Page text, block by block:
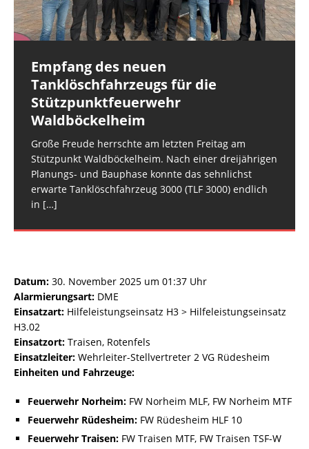
Empfang des neuen
Tanklöschfahrzeugs für die
Stützpunktfeuerwehr
Waldböckelheim
Große Freude herrschte am letzten Freitag am
Stützpunkt Waldböckelheim. Nach einer dreijährigen
Planungs- und Bauphase konnte das sehnlichst
erwarte Tanklöschfahrzeug 3000 (TLF 3000) endlich
in […]
Rüdesheim: Notfalltüröffnung
Datum: 5. August 2026 um
08:41 UhrAlarmierungsart: DME,
GroupAlarmEinsatzart: Hilfeleistungseinsatz H2 >
NahestraßeEinsatzleiter: Wehrleiter VG
RüdesheimEinheiten und Fahrzeuge: Einsatzgruppe
DLZ: Einsatzgruppe DLZ mit[…]
Gruppenführer Rüdesheim 45Einheiten und
Fahrzeuge: Feuerwehr Rüdesheim: FW […]
Gemarkung Ri. St. KatharinenEinsatzleiter:
Wehrleiter-Stellvertreter 2 VG RüdesheimEinheiten
und Fahrzeuge:[…]
BKI Landkreis Mainz-BingenEinheiten und
Fahrzeuge: Feuerwehr Hargesheim-Roxheim: FW
Hargesheim-Roxheim LF 20 KatS[…]
Datum: 30. November 2025 um 01:37 Uhr
Alarmierungsart: DME
Einsatzart: Hilfeleistungseinsatz H3 > Hilfeleistungseinsatz
H3.02
Einsatzort: Traisen, Rotenfels
Einsatzleiter: Wehrleiter-Stellvertreter 2 VG Rüdesheim
Einheiten und Fahrzeuge:
Feuerwehr Norheim: FW Norheim MLF, FW Norheim MTF
Feuerwehr Rüdesheim: FW Rüdesheim HLF 10
Feuerwehr Traisen: FW Traisen MTF, FW Traisen TSF-W